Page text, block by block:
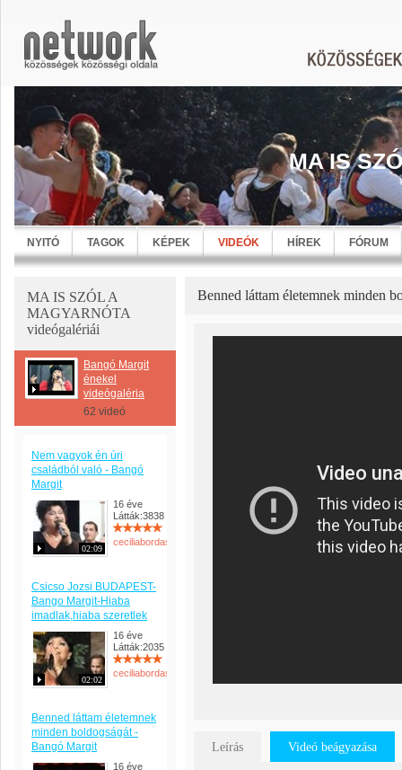
MA IS
NYITÓ TAGOK KÉPEK VIDEÓK HÍREK FÓRUM
MA IS SZÓL A
MAGYARNÓTA
videógalériái
Bangó Margit
énekel
videógaléria
62 videó
Nem vagyok én úri
családból való - Bangó
Margit
02:09
16 éve
Látták:3838
ceciliabordas
Csicso Jozsi BUDAPEST-
Bango Margit-Hiaba
imadlak,hiaba szeretlek
02:02
16 éve
Látták:2035
ceciliabordas
Benned láttam életemnek
minden boldogságát -
Bangó Margit
16 éve
Benned láttam életemnek minden
Leírás Videó beágyazása